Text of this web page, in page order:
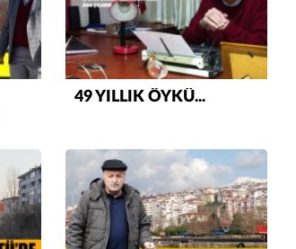
49 YILLIK ÖYKÜ...
bu fiyatın dörtte biri yani 400 TL olmalı. iç
dört katına satılıyor. iç f... DEVAMI
ibrahim yalçınkaya
POSBIYIK nerelerde ya kaç aydır vekaletle
belediye yönetilirmi hayretdebişey